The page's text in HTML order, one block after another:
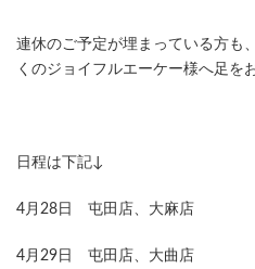
連休のご予定が埋まっている方も
くのジョイフルエーケー様へ足を
日程は下記↓
4月28日 屯田店、大麻店
4月29日 屯田店、大曲店